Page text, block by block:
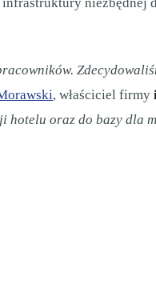
, właściciel firmy
hotelu oraz do bazy dla